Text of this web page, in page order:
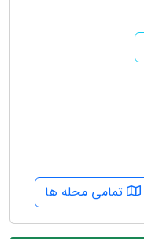
تمامی محله ها